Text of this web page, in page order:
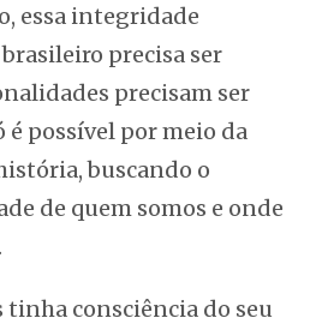
essa integridade
precisa ser
precisam ser
é possível por meio da
buscando o
de quem somos e onde
tinha consciência do seu